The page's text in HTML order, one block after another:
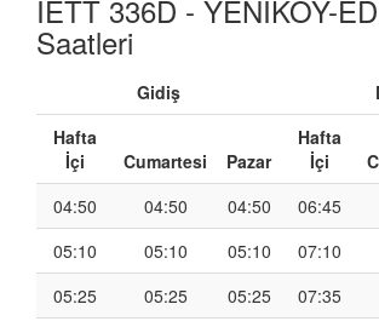
İETT 336D - YENİKÖY-
Saatleri
Gidiş
Hafta
İçi
Cumartesi Pazar
Hafta
İçi
04:50
04:50 04:50 06:45
05:10
05:10 05:10 07:10
05:25
05:25 05:25 07:35